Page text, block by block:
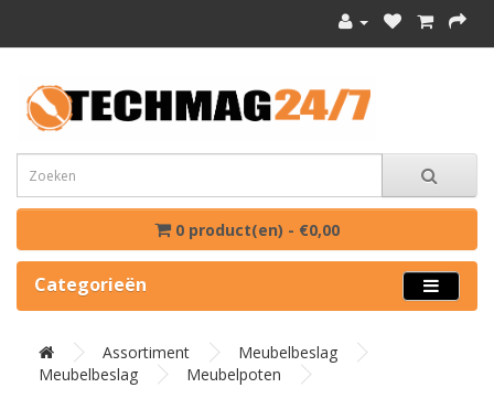
0 product(en) - €0,00
Categorieën
Assortiment
Meubelbeslag
Meubelbeslag
Meubelpoten